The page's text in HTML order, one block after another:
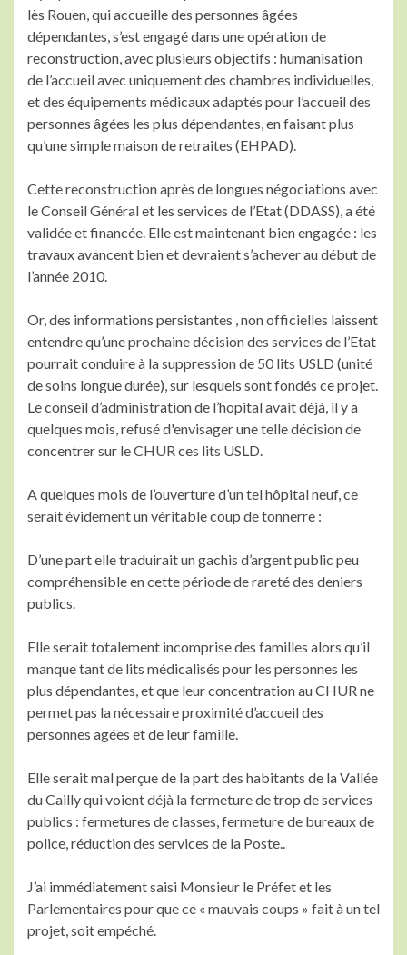
lès Rouen, qui accueille des personnes âgées
dépendantes, s’est engagé dans une opération de
reconstruction, avec plusieurs objectifs : humanisation
de l’accueil avec uniquement des chambres individuelles,
et des équipements médicaux adaptés pour l’accueil des
personnes âgées les plus dépendantes, en faisant plus
qu’une simple maison de retraites (EHPAD).
Cette reconstruction après de longues négociations avec
le Conseil Général et les services de l’Etat (DDASS), a été
validée et financée. Elle est maintenant bien engagée : les
travaux avancent bien et devraient s’achever au début de
l’année 2010.
Or, des informations persistantes , non officielles laissent
entendre qu’une prochaine décision des services de l’Etat
pourrait conduire à la suppression de 50 lits USLD (unité
de soins longue durée), sur lesquels sont fondés ce projet.
Le conseil d’administration de l’hopital avait déjà, il y a
quelques mois, refusé d'envisager une telle décision de
concentrer sur le CHUR ces lits USLD.
A quelques mois de l’ouverture d’un tel hôpital neuf, ce
serait évidement un véritable coup de tonnerre :
D’une part elle traduirait un gachis d’argent public peu
compréhensible en cette période de rareté des deniers
publics.
Elle serait totalement incomprise des familles alors qu’il
manque tant de lits médicalisés pour les personnes les
plus dépendantes, et que leur concentration au CHUR ne
permet pas la nécessaire proximité d’accueil des
personnes agées et de leur famille.
Elle serait mal perçue de la part des habitants de la Vallée
du Cailly qui voient déjà la fermeture de trop de services
publics : fermetures de classes, fermeture de bureaux de
police, réduction des services de la Poste..
J’ai immédiatement saisi Monsieur le Préfet et les
Parlementaires pour que ce « mauvais coups » fait à un tel
projet, soit empéché.